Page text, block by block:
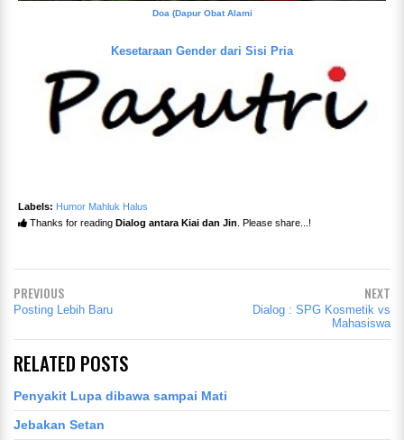
Doa (Dapur Obat Alami
Kesetaraan Gender dari Sisi Pria
Labels: Humor Mahluk Halus
Thanks for reading Dialog antara Kiai dan Jin . Please share...!
PREVIOUS
Posting Lebih Baru
NEXT
Dialog : SPG Kosmetik vs
Mahasiswa
RELATED POSTS
Penyakit Lupa dibawa sampai Mati
Jebakan Setan